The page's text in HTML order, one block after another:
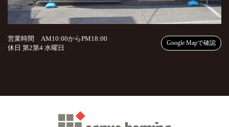
営業時間 AM10:00からPM18:00
休日 第2第4 水曜日
Google Mapで確認